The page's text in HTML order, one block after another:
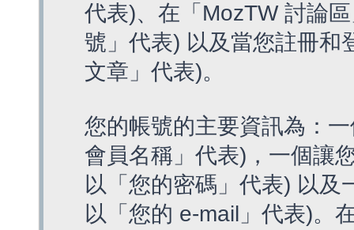
代表)、在「MozTW 討論
號」代表) 以及當您註冊和
文章」代表)。
您的帳號的主要資訊為：
會員名稱」代表)，一個讓
以「您的密碼」代表) 以及
以「您的 e-mail」代表)。